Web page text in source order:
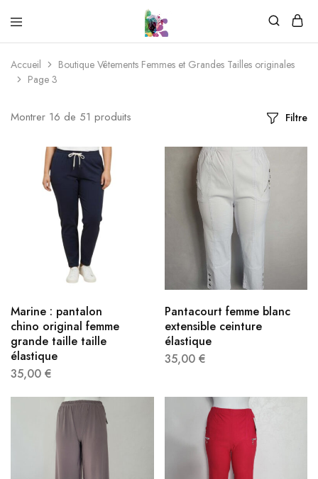
Accueil
Boutique Vêtements Femmes et Grandes Tailles originales
Page 3
Montrer 16 de 51 produits Filtre
Marine : pantalon
chino original femme
grande taille taille
élastique
35,00 €
Pantacourt femme blanc
extensible ceinture
élastique
35,00 €